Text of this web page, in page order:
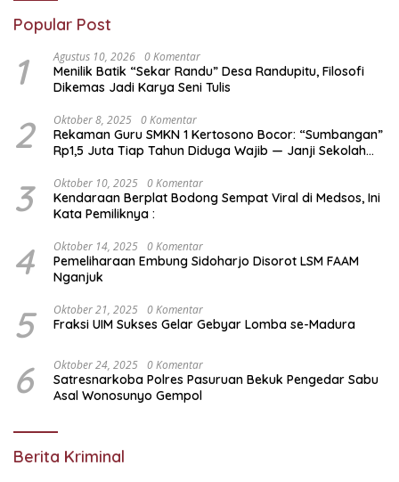
Popular Post
1 Agustus 10, 2026 0 Komentar
Menilik Batik “Sekar Randu” Desa Randupitu, Filosofi
Dikemas Jadi Karya Seni Tulis
2 Oktober 8, 2025 0 Komentar
Rekaman Guru SMKN 1 Kertosono Bocor: “Sumbangan”
Rp1,5 Juta Tiap Tahun Diduga Wajib — Janji Sekolah
3 Oktober 10, 2025 0 Komentar
Kendaraan Berplat Bodong Sempat Viral di Medsos, Ini
Kata Pemiliknya :
4 Oktober 14, 2025 0 Komentar
Pemeliharaan Embung Sidoharjo Disorot LSM FAAM
Nganjuk
5 Oktober 21, 2025 0 Komentar
Fraksi UIM Sukses Gelar Gebyar Lomba se-Madura
6 Oktober 24, 2025 0 Komentar
Satresnarkoba Polres Pasuruan Bekuk Pengedar Sabu
Asal Wonosunyo Gempol
Berita Kriminal